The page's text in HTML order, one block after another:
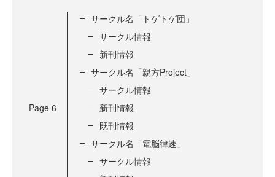
Page 6
サークル名「トゲトゲ団」
サークル情報
新刊情報
サークル名「親方Project」
サークル情報
新刊情報
既刊情報
サークル名「電脳律速」
サークル情報